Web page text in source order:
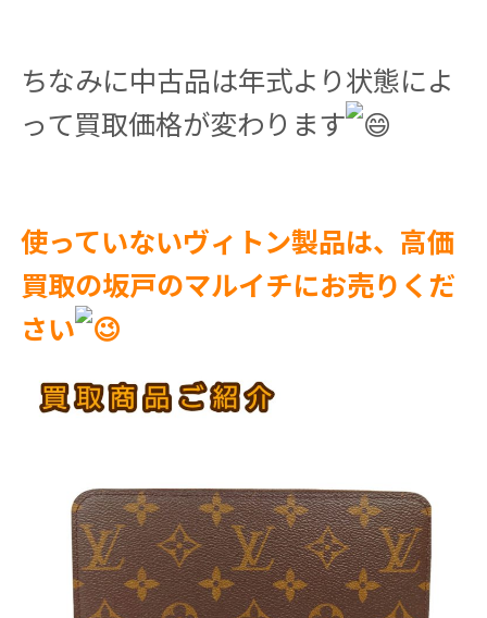
ちなみに中古品は年式より状態によ
って買取価格が変わります
使っていないヴィトン製品は、高価
買取の坂戸のマルイチにお売りくだ
さい